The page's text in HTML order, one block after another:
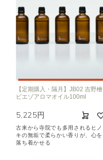
【定期購入・隔月】JB02 吉野檜
ピエゾアロマオイル100ml
5,225円
古来から寺院でも多用されるヒノ
キの無垢で柔らかい香りが、心を
落ち着かせる